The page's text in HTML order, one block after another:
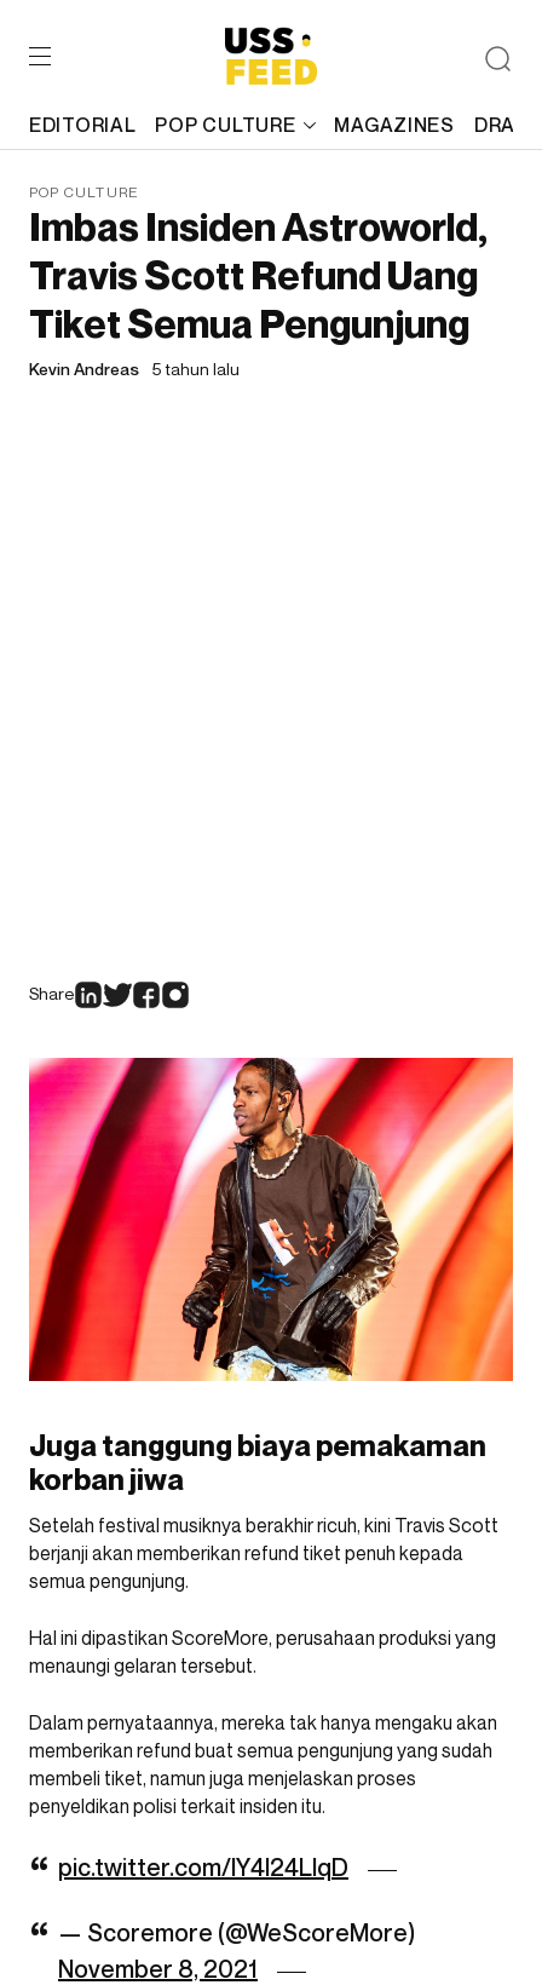
EDITORIAL POP CULTURE MAGAZINES
POP CULTURE
Imbas Insiden Astroworld,
Travis Scott Refund Uang
Tiket Semua Pengunjung
Kevin Andreas 5 tahun lalu
Share
Juga tanggung biaya pemakaman
korban jiwa
Setelah festival musiknya berakhir ricuh, kini Travis Scott
berjanji akan memberikan refund tiket penuh kepada
semua pengunjung.
Hal ini dipastikan ScoreMore, perusahaan produksi yang
menaungi gelaran tersebut.
Dalam pernyataannya, mereka tak hanya mengaku akan
memberikan refund buat semua pengunjung yang sudah
membeli tiket, namun juga menjelaskan proses
penyeldikan polisi terkait insiden itu.
pic.twitter.com/IY4I24LlqD
— Scoremore (@WeScoreMore)
November 8, 2021